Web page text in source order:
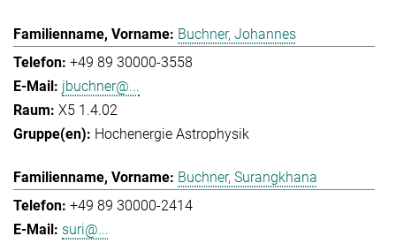
Buchner, Johannes
+49 89 30000-3558
jbuchner@...
X5 1.4.02
Hochenergie Astrophysik
Buchner, Surangkhana
+49 89 30000-2414
suri@...